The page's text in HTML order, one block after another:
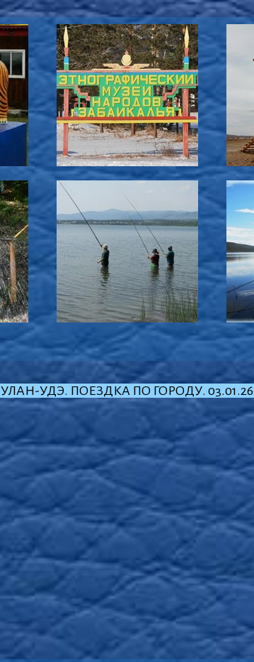
УЛАН-УДЭ. ПОЕЗДКА ПО ГОРОДУ. 03.01.26